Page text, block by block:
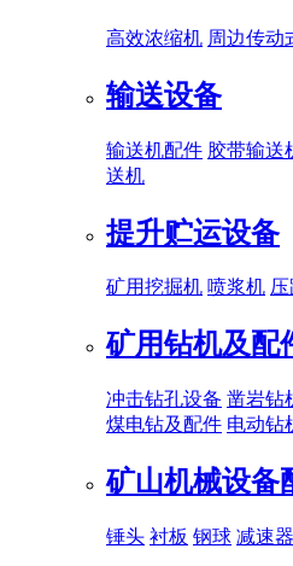
高效浓缩机 周边传动
输送设备
输送机配件 胶带输送
送机
提升贮运设备
矿用挖掘机 喷浆机
矿用钻机及配
冲击钻孔设备 凿岩钻
煤电钻及配件 电动钻
矿山机械设备
锤头 衬板 钢球 减速器